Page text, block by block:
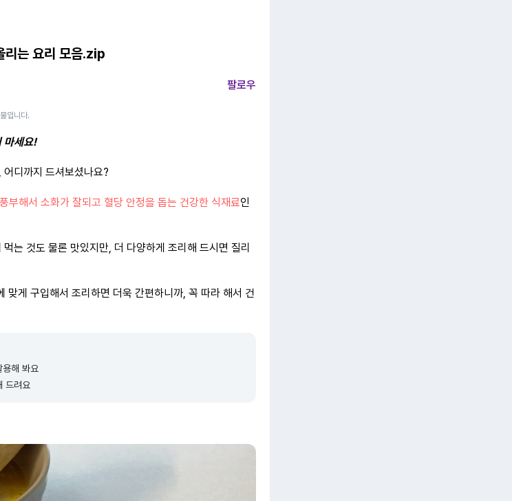
는 요리 모음.zip
팔로우
입니다.
마세요!
디까지 드셔보셨나요?
부해서 소화가 잘되고 혈당 안정을 돕는 건강한 식재료인
는 것도 물론 맛있지만, 더 다양하게 조리해 드시면 질리
맞게 구입해서 조리하면 더욱 간편하니까, 꼭 따라 해서 건
해 봐요
드려요